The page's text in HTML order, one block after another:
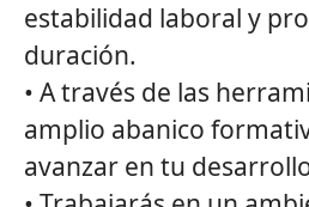
estabilidad laboral y
duración.
• A través de las
amplio abanico
avanzar en tu